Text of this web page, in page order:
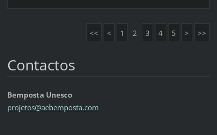
<< < 1 2 3 4 5 > >>
Contactos
Bemposta Unesco
projetos@aebemposta.com